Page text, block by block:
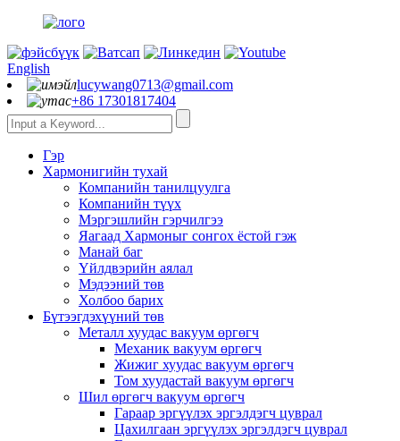
English
lucywang0713@gmail.com
+86 17301817404
Гэр
Хармонигийн тухай
Компанийн танилцуулга
Компанийн түүх
Мэргэшлийн гэрчилгээ
Яагаад Хармоныг сонгох ёстой гэж
Манай баг
Үйлдвэрийн аялал
Мэдээний төв
Холбоо барих
Бүтээгдэхүүний төв
Металл хуудас вакуум өргөгч
Механик вакуум өргөгч
Жижиг хуудас вакуум өргөгч
Том хуудастай вакуум өргөгч
Шил өргөгч вакуум өргөгч
Гараар эргүүлэх эргэлдэгч цуврал
Цахилгаан эргүүлэх эргэлдэгч цуврал